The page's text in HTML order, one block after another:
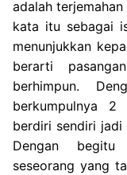
adalah
kata itu sebagai
menunjukkan
berarti
berhimpun.
berkumpulnya
berdiri sendiri jadi
Dengan begitu
seseorang yang